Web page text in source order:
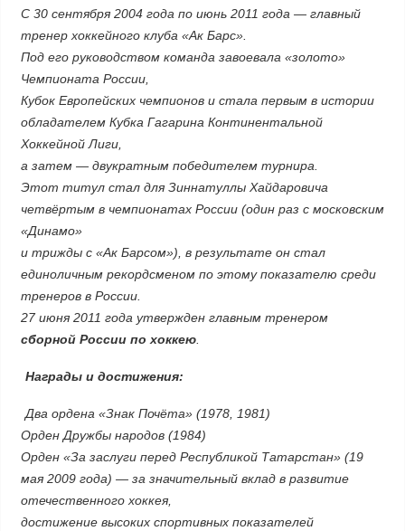
С 30 сентября 2004 года по июнь 2011 года — главный
тренер хоккейного клуба «Ак Барс».
Под его руководством команда завоевала «золото»
Чемпионата России,
Кубок Европейских чемпионов и стала первым в истории
обладателем Кубка Гагарина Континентальной
Хоккейной Лиги,
а затем — двукратным победителем турнира.
Этот титул стал для Зиннатуллы Хайдаровича
четвёртым в чемпионатах России (один раз с московским
«Динамо»
и трижды с «Ак Барсом»), в результате он стал
единоличным рекордсменом по этому показателю среди
тренеров в России.
27 июня 2011 года утвержден главным тренером
сборной России по хоккею.
Награды и достижения:
Два ордена «Знак Почёта» (1978, 1981)
Орден Дружбы народов (1984)
Орден «За заслуги перед Республикой Татарстан» (19
мая 2009 года) — за значительный вклад в развитие
отечественного хоккея,
достижение высоких спортивных показателей